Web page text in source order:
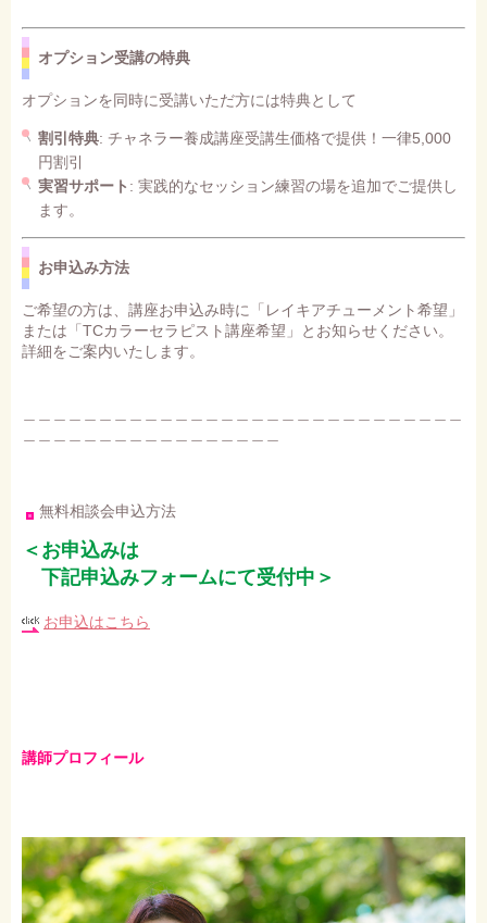
オプション受講の特典
オプションを同時に受講いただ方には特典として
割引特典: チャネラー養成講座受講生価格で提供！一律5,000
円割引
実習サポート : 実践的なセッション練習の場を追加でご提供し
ます。
お申込み方法
ご希望の方は、講座お申込み時に「レイキアチューメント希望」
または「TCカラーセラピスト講座希望」とお知らせください。
詳細をご案内いたします。
無料相談会申込方法
＜お申込みは
下記申込みフォームにて受付中＞
お申込はこちら
講師プロフィール